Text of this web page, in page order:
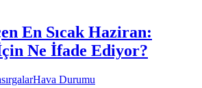
En Sıcak Haziran:
Ne İfade Ediyor?
Hava Durumu